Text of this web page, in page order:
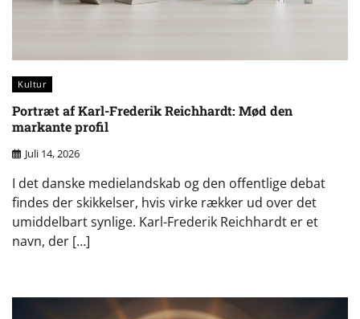
Kultur
Portræt af Karl-Frederik Reichhardt: Mød den
markante profil
Juli 14, 2026
I det danske medielandskab og den offentlige debat
findes der skikkelser, hvis virke rækker ud over det
umiddelbart synlige. Karl-Frederik Reichhardt er et
navn, der […]